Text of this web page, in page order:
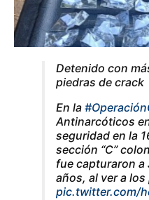
Detenido con
piedras de crack
En la
Antinarcóticos
seguridad en la
sección “C”
fue capturaron a
años, al ver a
pic.twitter.com/